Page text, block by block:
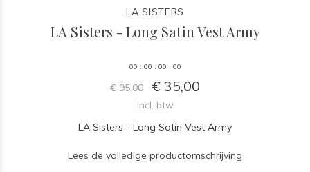
LA SISTERS
LA Sisters - Long Satin Vest Army
00 : 00 : 00 : 00
€ 95,00 € 35,00
Incl. btw
LA Sisters - Long Satin Vest Army
Lees de volledige productomschrijving